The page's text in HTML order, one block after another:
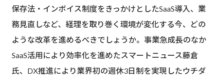
保存法・インボイス制度をきっかけとしたSaaS導入、業
務見直しなど、経理を取り巻く環境が変化する今、どの
ような改革を進めるべきでしょうか。事業急成長のなか
SaaS活用により効率化を進めたスマートニュース藤倉
氏、DX推進により業界初の週休3日制を実現したウチダ